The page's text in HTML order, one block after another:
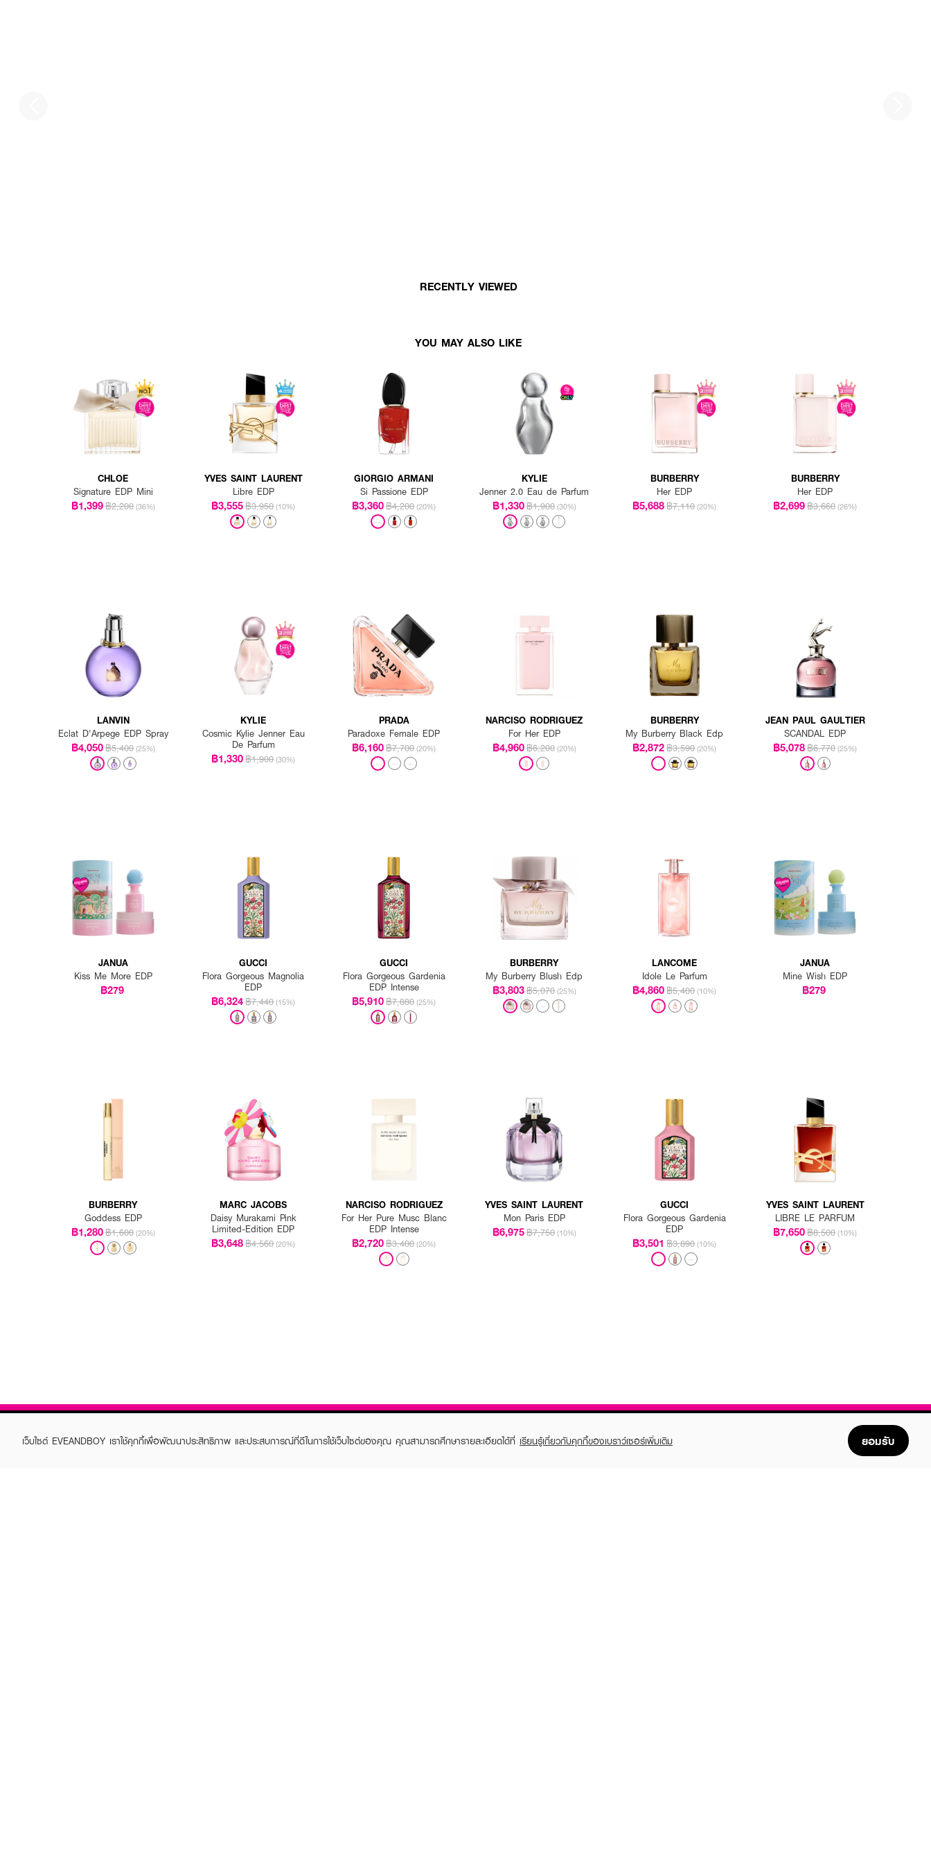
RECENTLY VIEWED
YOU MAY ALSO LIKE
CHLOE
Signature EDP Mini
฿1,399฿2,200 (36%)
YVES SAINT LAURENT
Libre EDP
฿3,555฿3,950 (10%)
GIORGIO ARMANI
Si Passione EDP
฿3,360฿4,200 (20%)
KYLIE
Jenner 2.0 Eau de Parfum
฿1,330฿1,900 (30%)
BURBERRY
Her EDP
฿5,688฿7,110 (20%)
BURBERRY
Her EDP
฿2,699฿3,660 (26%)
LANVIN
Eclat D'Arpege EDP Spray
฿4,050฿5,400 (25%)
KYLIE
Cosmic Kylie Jenner Eau
De Parfum
฿1,330฿1,900 (30%)
PRADA
Paradoxe Female EDP
฿6,160฿7,700 (20%)
NARCISO RODRIGUEZ
For Her EDP
฿4,960฿6,200 (20%)
BURBERRY
My Burberry Black Edp
฿2,872฿3,590 (20%)
JEAN PAUL GAULTIER
SCANDAL EDP
฿5,078฿6,770 (25%)
JANUA
Kiss Me More EDP
฿279
GUCCI
Flora Gorgeous Magnolia
EDP
฿6,324฿7,440 (15%)
GUCCI
Flora Gorgeous Gardenia
EDP Intense
฿5,910฿7,880 (25%)
BURBERRY
My Burberry Blush Edp
฿3,803฿5,070 (25%)
LANCOME
Idole Le Parfum
฿4,860฿5,400 (10%)
JANUA
Mine Wish EDP
฿279
BURBERRY
Goddess EDP
฿1,280฿1,600 (20%)
MARC JACOBS
Daisy Murakami Pink
Limited-Edition EDP
฿3,648฿4,560 (20%)
NARCISO RODRIGUEZ
For Her Pure Musc Blanc
EDP Intense
฿2,720฿3,400 (20%)
YVES SAINT LAURENT
Mon Paris EDP
฿6,975฿7,750 (10%)
GUCCI
Flora Gorgeous Gardenia
EDP
฿3,501 ฿3,890 (10%)
YVES SAINT LAURENT
LIBRE LE PARFUM
฿7,650฿8,500 (10%)
เว็บไซต์ EVEANDBOY เราใช้คุกกี้เพื่อพัฒนาประสิทธิภาพ และประสบการณ์ที่ดีในการใช้เว็บไซต์ของคุณ คุณสามารถศึกษารายละเอียดได้ที่ เรียนรู้เกี่ยวกับคุกกี้ของเบราว์เซอร์เพิ่มเติม ยอมรับ